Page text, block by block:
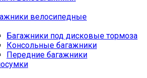
велосипедные
Багажники под дисковые тормоза
Консольные багажники
Передние багажники